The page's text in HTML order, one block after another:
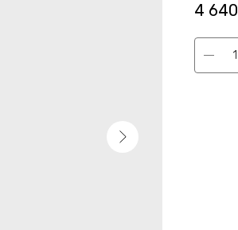
4 640